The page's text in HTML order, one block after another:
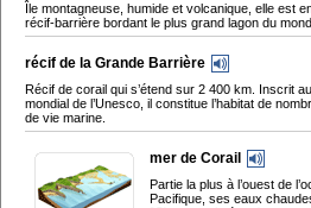
Île montagneuse, humide et volcanique, elle est
récif-barrière bordant le plus grand lagon du
récif de la Grande Barrière
Récif de corail qui s’étend sur 2 400 km. Inscrit
mondial de l’Unesco, il constitue l’habitat de
de vie marine.
mer de Corail
Partie la plus à l’ouest de
Pacifique, ses eaux